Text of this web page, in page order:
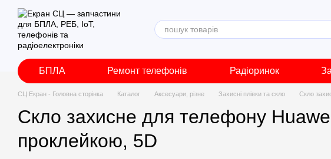
Перейти до основного контенту
БПЛА Ремонт телефонів Радіоринок
СЦ Екран - Головна сторінка Каталог Аксесуари, різне Захисні плівки та скло Скло
Скло захисне для телефону
проклейкою, 5D